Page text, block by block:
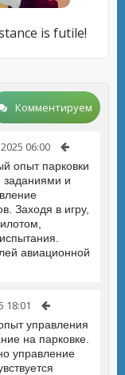
is futile!
Комментируем
06:00
опыт парковки
заданиями и
Заходя в игру,
авиационной
18:01
управления
на парковке.
управление